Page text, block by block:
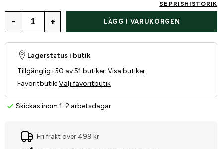
SE PRISHISTORIK
- + LÄGG I VARUKORGEN
Skickas inom 1-2 arbetsdagar
Lagerstatus i butik
Tillgänglig i 50 av 51 butiker Visa butiker
Favoritbutik: Välj favoritbutik
Fri frakt över 499 kr